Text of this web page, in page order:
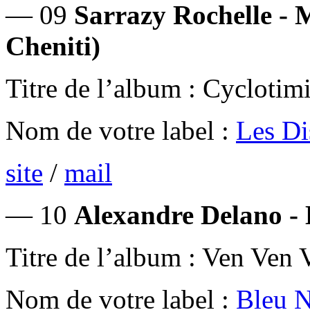
— 09 Sarrazy Rochelle -
Cheniti)
Titre de l’album :
Nom de votre label : Les
site / mail
— 10 Alexandre Delano -
Titre de l’album : Ven Ven
Nom de votre label : Bleu